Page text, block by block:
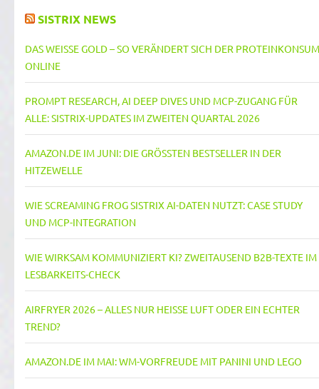
SISTRIX NEWS
DAS WEISSE GOLD – SO VERÄNDERT SICH DER PROTEINKONSUM O
NLINE
PROMPT RESEARCH, AI DEEP DIVES UND MCP-ZUGANG FÜR
ALLE: SISTRIX-UPDATES IM ZWEITEN QUARTAL 2026
AMAZON.DE IM JUNI: DIE GRÖSSTEN BESTSELLER IN DER H
ITZEWELLE
WIE SCREAMING FROG SISTRIX AI-DATEN NUTZT: CASE STUDY
UND MCP-INTEGRATION
WIE WIRKSAM KOMMUNIZIERT KI? ZWEITAUSEND B2B-TEXTE IM
LESBARKEITS-CHECK
AIRFRYER 2026 – ALLES NUR HEISSE LUFT ODER EIN ECHTER T
REND?
AMAZON.DE IM MAI: WM-VORFREUDE MIT PANINI UND LEGO